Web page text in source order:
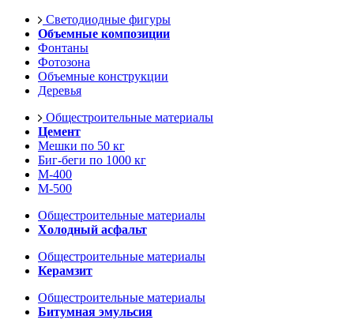
Светодиодные фигуры
Объемные композиции
Фонтаны
Фотозона
Объемные конструкции
Деревья
Общестроительные материалы
Цемент
Мешки по 50 кг
Биг-беги по 1000 кг
М-400
М-500
Общестроительные материалы
Холодный асфальт
Общестроительные материалы
Керамзит
Общестроительные материалы
Битумная эмульсия